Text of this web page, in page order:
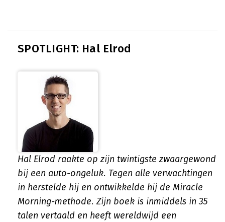
SPOTLIGHT: Hal Elrod
Hal Elrod raakte op zijn twintigste zwaargewond
bij een auto-ongeluk. Tegen alle verwachtingen
in herstelde hij en ontwikkelde hij de Miracle
Morning-methode. Zijn boek is inmiddels in 35
talen vertaald en heeft wereldwijd een